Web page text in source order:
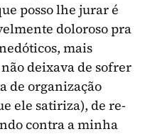
posso lhe jurar é
doloroso pra
mais
deixava de sofrer
de organização
ele satiriza), de re­
contra a minha